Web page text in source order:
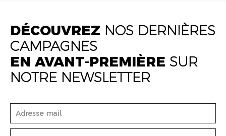
DÉCOUVREZ NOS DERNIÈRES
CAMPAGNES
EN AVANT-PREMIÈRE SUR
NOTRE NEWSLETTER